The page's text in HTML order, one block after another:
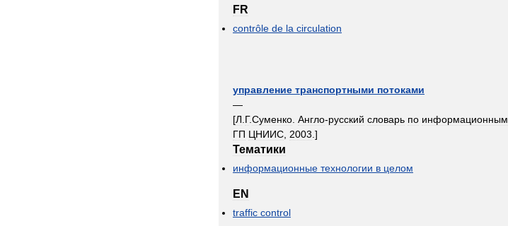
FR
contrôle de la circulation
управление транспортными потоками
—
[Л Г.Суменко Англо-русский словарь по информационным
ГП ЦНИИС 2003 .]
Тематики
информационные технологии в целом
EN
traffic control